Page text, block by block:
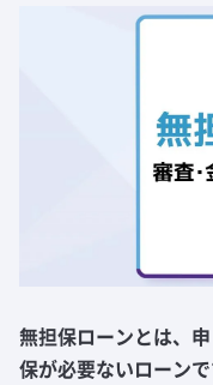
無担保ローンとは、
保が必要ないローン